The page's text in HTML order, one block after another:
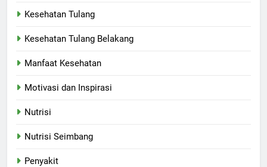
Kesehatan Tulang
Kesehatan Tulang Belakang
Manfaat Kesehatan
Motivasi dan Inspirasi
Nutrisi
Nutrisi Seimbang
Penyakit